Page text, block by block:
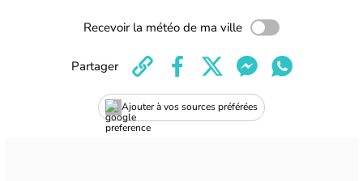
Recevoir la météo de ma ville
Ajouter à vos sources préférées
Partager